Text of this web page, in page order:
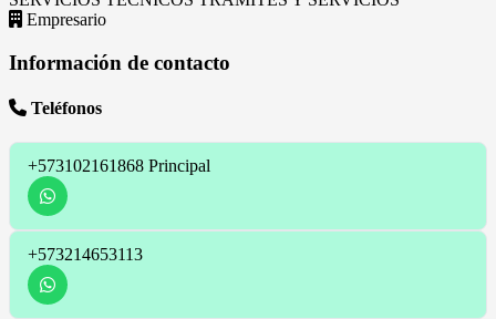
Empresario
Información de contacto
Teléfonos
+573102161868 Principal
+573214653113